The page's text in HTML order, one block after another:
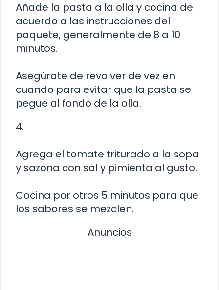
Añade la pasta a la olla y cocina de
acuerdo a las instrucciones del
paquete, generalmente de 8 a 10
minutos.
Asegúrate de revolver de vez en
cuando para evitar que la pasta se
pegue al fondo de la olla.
4.
Agrega el tomate triturado a la sopa
y sazona con sal y pimienta al gusto.
Cocina por otros 5 minutos para que
los sabores se mezclen.
Anuncios